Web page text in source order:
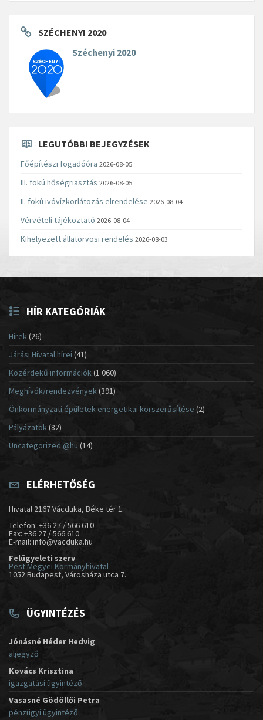
SZÉCHENYI 2020
Széchenyi 2020
LEGUTÓBBI BEJEGYZÉSEK
Főépítészi fogadóóra 2026-08-05
III. fokú hőségriasztás 2026-08-05
II. fokú ivóvízkorlátozás elrendelése 2026-08-04
Vérvételi tájékoztató 2026-08-04
Kihelyezett állatorvosi rendelés 2026-08-03
HÍR KATEGÓRIÁK
Hírek(26)
Járási Hivatal hírei (41)
Közérdekű információk(1 060)
Meghívók/rendezvények (391)
Önkormányzati épületek energetikai korszerűsítése (2)
Pályázatok (82)
Uncategorized @hu (14)
ELÉRHETŐSÉG
Hivatal 2167 Vácduka, Béke tér 1.
Telefon: +36 27 / 566 610
Fax: +36 27 / 566 610
E-mail: info@vacduka.hu
Felügyeleti szerv
Pest Megyei Kormányhivatal
1052 Budapest, Városháza utca 7.
ÜGYINTÉZÉS
Jónásné Héder Hedvig
aljegyző
Kovács Krisztina
igazgatási ügyintéző
Vasasné Gödöllői Petra
pénzügyi ügyintéző